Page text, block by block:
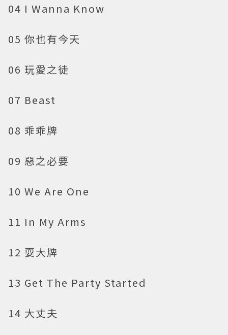
04 I Wanna Know
05 你也有今天
06 玩愛之徒
07 Beast
08 乖乖牌
09 惡之必要
10 We Are One
11 In My Arms
12 耍大牌
13 Get The Party Started
14 大丈夫